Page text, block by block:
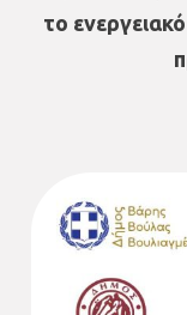
το